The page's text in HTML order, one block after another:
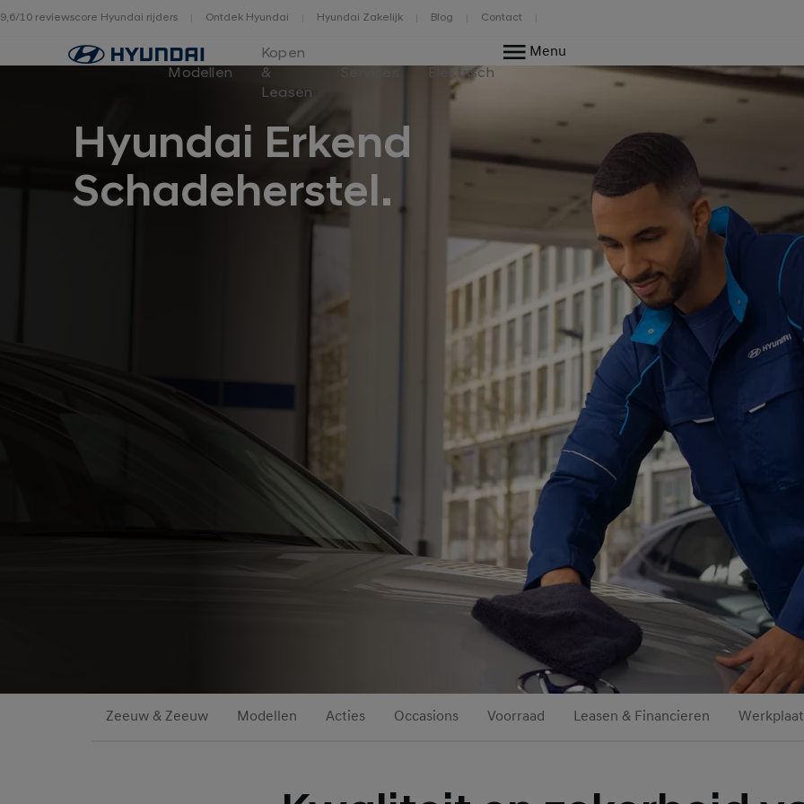
9,6/10 reviewscore Hyundai rijders Ontdek Hyundai Hyundai Zakelijk Blog Contact
Home
Modellen
Kopen
&
Leasen
Services Elektrisch
Menu
Hyundai Erkend
Schadeherstel.
Zeeuw & Zeeuw Modellen Acties Occasions Voorraad Leasen & Financieren